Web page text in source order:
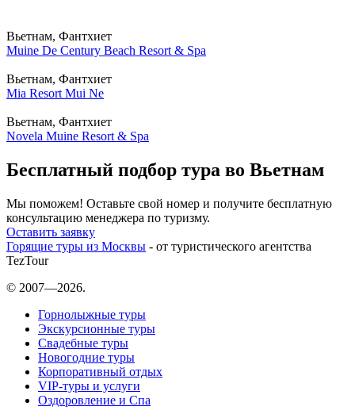
Вьетнам, Фантхиет
Muine De Century Beach Resort & Spa
Вьетнам, Фантхиет
Mia Resort Mui Ne
Вьетнам, Фантхиет
Novela Muine Resort & Spa
Бесплатный подбор тура во Вьетнам
Мы поможем! Оставьте свой номер и получите бесплатную
консультацию менеджера по туризму.
Оставить заявку
Горящие туры из Москвы - от туристического агентства
TezTour
© 2007—2026.
Горнолыжные туры
Экскурсионные туры
Свадебные туры
Новогодние туры
Корпоративный отдых
VIP-туры и услуги
Оздоровление и Спа